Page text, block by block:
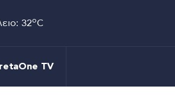
32oC
TV